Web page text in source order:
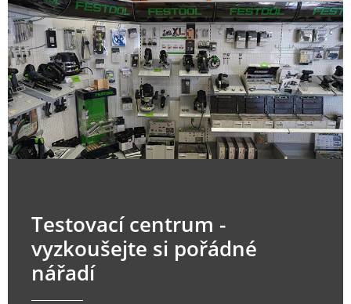
Testovací centrum -
vyzkoušejte si pořádné
nářadí